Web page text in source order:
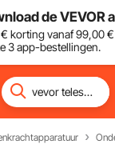
de VEVOR
€ korting vanaf99,00€
3 app-bestellingen.